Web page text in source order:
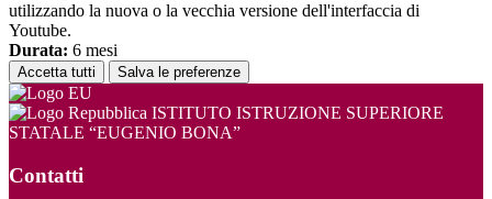
utilizzando la nuova o la vecchia versione dell'interfaccia di
Youtube.
Durata: 6 mesi
Accetta tutti Salva le preferenze
ISTITUTO ISTRUZIONE SUPERIORE
STATALE “EUGENIO BONA”
Contatti